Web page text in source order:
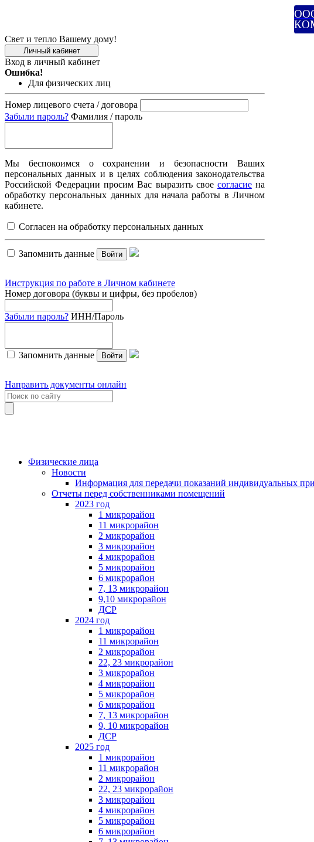
Свет и тепло Вашему дому!
Личный кабинет
Вход в личный кабинет
Ошибка!
Для физических лиц
Номер лицевого счета / договора
Забыли пароль? Фамилия / пароль
Мы беспокоимся о сохранении и безопасности Ваших
персональных данных и в целях соблюдения законодательства
Российской Федерации просим Вас выразить свое согласиена
обработку персональных данных для начала работы в Личном
кабинете.
Согласен на обработку персональных данных
Запомнить данные Войти
Инструкция по работе в Личном кабинете
Номер договора (буквы и цифры, без пробелов)
Забыли пароль? ИНН/Пароль
Запомнить данные Войти
Направить документы онлайн
Физические лица
Новости
Информация для передачи показаний индивидуальных
Отчеты перед собственниками помещений
2023 год
1 микрорайон
11 микрорайон
2 микрорайон
3 микрорайон
4 микрорайон
5 микрорайон
6 микрорайон
7, 13 микрорайон
9,10 микрорайон
ДСР
2024 год
1 микрорайон
11 микрорайон
2 микрорайон
22, 23 микрорайон
3 микрорайон
4 микрорайон
5 микрорайон
6 микрорайон
7, 13 микрорайон
9, 10 микрорайон
ДСР
2025 год
1 микрорайон
11 микрорайон
2 микрорайон
22, 23 микрорайон
3 микрорайон
4 микрорайон
5 микрорайон
6 микрорайон